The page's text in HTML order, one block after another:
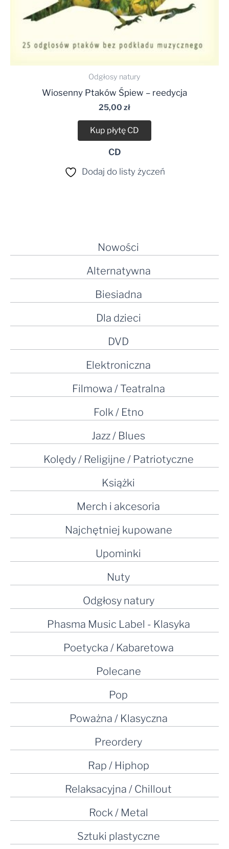
Nowości
Alternatywna
Biesiadna
Dla dzieci
DVD
Elektroniczna
Filmowa / Teatralna
Folk / Etno
Jazz / Blues
Kolędy / Religijne / Patriotyczne
Książki
Merch i akcesoria
Najchętniej kupowane
Upominki
Nuty
Odgłosy natury
Phasma Music Label - Klasyka
Poetycka / Kabaretowa
Polecane
Pop
Poważna / Klasyczna
Preordery
Rap / Hiphop
Relaksacyjna / Chillout
Rock / Metal
Sztuki plastyczne
Odgłosy natury
Wiosenny Ptaków Śpiew – reedycja
25,00 zł
Kup płytę CD
CD
Dodaj do listy życzeń